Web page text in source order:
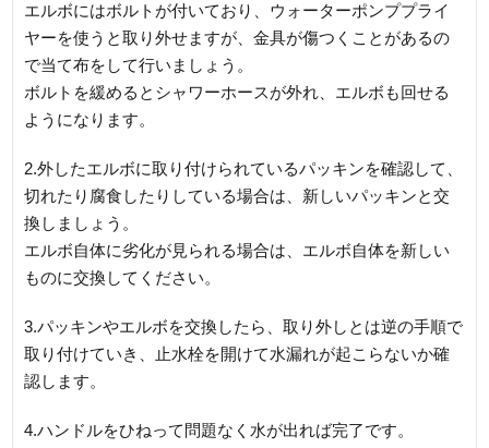
エルボにはボルトが付いており、ウォーターポンププライ
ヤーを使うと取り外せますが、金具が傷つくことがあるの
で当て布をして行いましょう。
ボルトを緩めるとシャワーホースが外れ、エルボも回せる
ようになります。
2.外したエルボに取り付けられているパッキンを確認して、
切れたり腐食したりしている場合は、新しいパッキンと交
換しましょう。
エルボ自体に劣化が見られる場合は、エルボ自体を新しい
ものに交換してください。
3.パッキンやエルボを交換したら、取り外しとは逆の手順で
取り付けていき、止水栓を開けて水漏れが起こらないか確
認します。
4.ハンドルをひねって問題なく水が出れば完了です。